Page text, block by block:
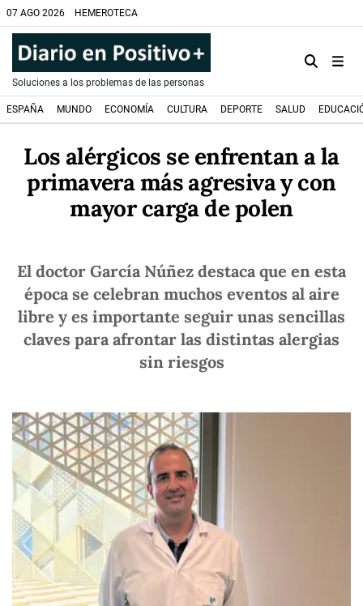
07 AGO 2026 HEMEROTECA
Soluciones a los problemas de las personas
ESPAÑA MUNDO ECONOMÍA CULTURA DEPORTE SALUD
Los alérgicos se enfrentan a la
primavera más agresiva y con
mayor carga de polen
El doctor García Núñez destaca que en esta
época se celebran muchos eventos al aire
libre y es importante seguir unas sencillas
claves para afrontar las distintas alergias
sin riesgos